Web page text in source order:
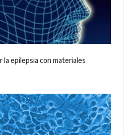
epilepsia con materiales